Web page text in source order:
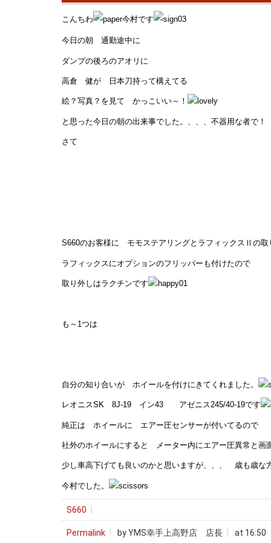
こんちわ 今村です
今日の朝 通勤途中に
ダンプの後ろのアオリに
高倉 健が 日本刀持って構えてる
絵？写真？を見て かっこいい～！
と思った今日の朝の出来事でした。、、、不器用な者で！
さて
S660のお客様に モモステアリングとラフィックスⅡの取
ラフィックスにオプションのフリッパーも付けたので
取り外しはラクチンです
も～1つは
自分の知り合いが ホイールを付けにきてくれました。
レオニスSK 8J-19 イン43 アゼニス245/40-19です
純正は ホイールに エアー圧センサーが付いてるので
社外のホイールにすると メーター内にエアー圧異常と画
少し車高下げても良いのかと思いますが、、、 歳も歳な
今村でした。
S660
Permalink by YMS幸手上高野店 店長 at 16:50